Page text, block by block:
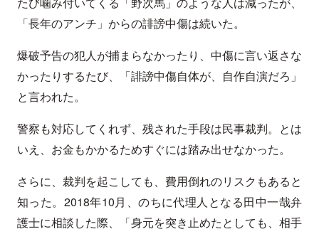
「長年のアンチ」からの誹謗中傷は続いた。
爆破予告の犯人が捕まらなかったり、中傷に言い返さな
かったりするたび、「誹謗中傷自体が、自作自演だろ」
と言われた。
警察も対応してくれず、残された手段は民事裁判。とは
いえ、お金もかかるためすぐには踏み出せなかった。
さらに、裁判を起こしても、費用倒れのリスクもあると
知った。2018年10月、のちに代理人となる田中一哉弁
護士に相談した際、「身元を突き止めたとしても、相手